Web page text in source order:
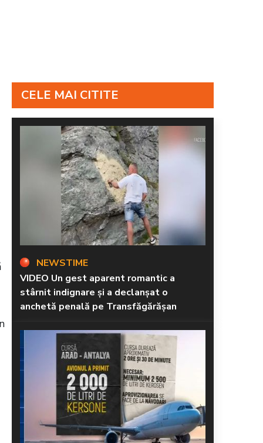
CELE MAI CITITE
NEWSTIME
VIDEO Un gest aparent romantic a
stârnit indignare și a declanșat o
anchetă penală pe Transfăgărășan